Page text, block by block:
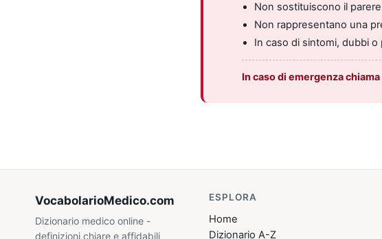
Non sostituiscono il
Non rappresentano una
In caso di sintomi, dubbi
In caso di emergenza chiama
VocabolarioMedico.com
Dizionario medico online -
definizioni chiare e affidabili
ESPLORA
Home
Dizionario A-Z